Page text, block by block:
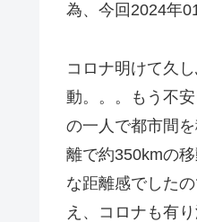
為、今回2024年
コロナ明けて久
動。。。もう不
の一人で都市間
離で約350kmの
な距離感でした
え、コロナも有